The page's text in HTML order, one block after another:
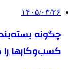
۱۴۰۵/۰۳/۲۶
چگونه
کسب‌وکارها